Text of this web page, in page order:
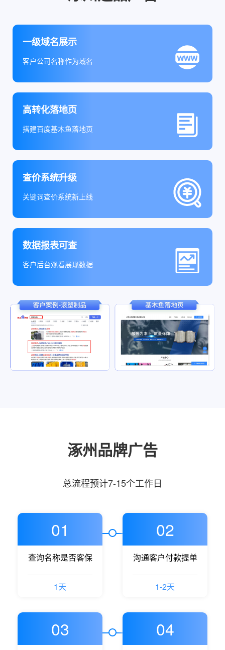
一级域名展示
客户公司名称作为域名
高转化落地页
搭建百度基木鱼落地页
查价系统升级
关键词查价系统新上线
数据报表可查
客户后台观看展现数据
涿州品牌广告
总流程预计7-15个工作日
01
查询名称是否客保
1天
02
沟通客户付款提单
1-2天
03 04